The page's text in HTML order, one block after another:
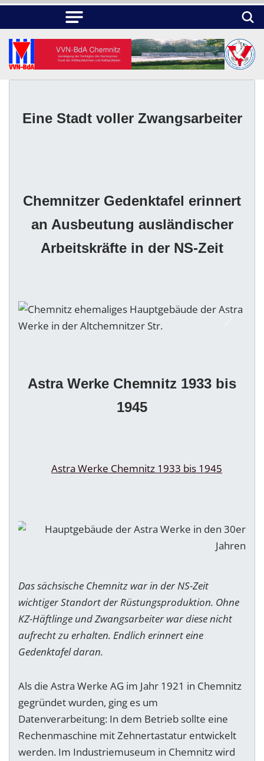
Eine Stadt voller Zwangsarbeiter
Chemnitzer Gedenktafel erinnert
an Ausbeutung ausländischer
Arbeitskräfte in der NS-Zeit
Zurück
Astra Werke Chemnitz 1933 bis
1945
Das sächsische Chemnitz war in der NS-Zeit
wichtiger Standort der Rüstungsproduktion. Ohne
KZ-Häftlinge und Zwangsarbeiter war diese nicht
aufrecht zu erhalten. Endlich erinnert eine
Gedenktafel daran.
Als die Astra Werke AG im Jahr 1921 in Chemnitz
gegründet wurden, ging es um
Datenverarbeitung: In dem Betrieb sollte eine
Rechenmaschine mit Zehnertastatur entwickelt
werden. Im Industriemuseum in Chemnitz wird